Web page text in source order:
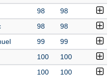
98 98
98 98
99 99
100 100
100 100